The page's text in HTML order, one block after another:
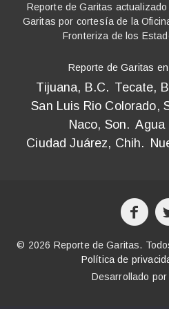
Reporte de Garitas
Garitas por cortesía de la
Fronteriza de los
Reporte de Garitas
Tijuana, B.C. Tecate,
San Luis Rio Colorado,
Naco, Son. Agua
Ciudad Juárez, Chih.
© 2026 Reporte de Garitas.
Política de
Desarrollado por